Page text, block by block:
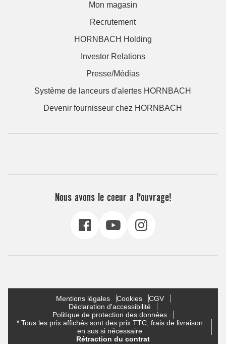
Mon magasin
Recrutement
HORNBACH Holding
Investor Relations
Presse/Médias
Système de lanceurs d'alertes HORNBACH
Devenir fournisseur chez HORNBACH
Nous avons le coeur a l'ouvrage!
Mentions légales Cookies
CGV
Déclaration d'accessibilité
Politique de protection des données
* Tous les prix affichés sont des prix TTC, frais de livraison
en sus si nécessaire
Rétraction du contrat